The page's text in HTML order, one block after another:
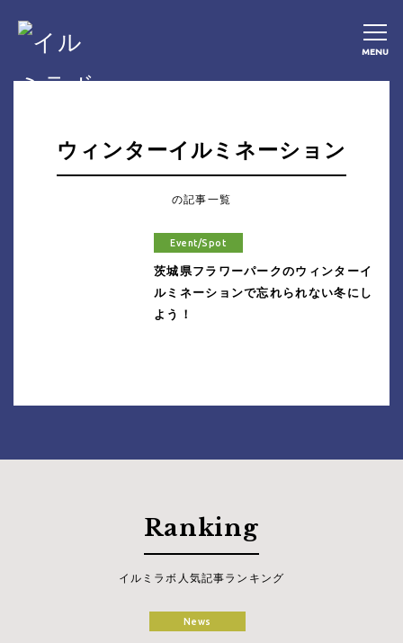
MENU
ウィンターイルミネーション
の記事一覧
Event/Spot
茨城県フラワーパークのウィンターイ
ルミネーションで忘れられない冬にし
よう！
Ranking
イルミラボ人気記事ランキング
News